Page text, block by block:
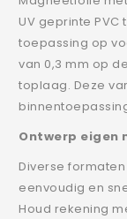
UV geprinte
toepassing op
van 0,3 mm op
toplaag. Deze
Ontwerp eigen
Diverse
eenvoudig en
Houd rekening